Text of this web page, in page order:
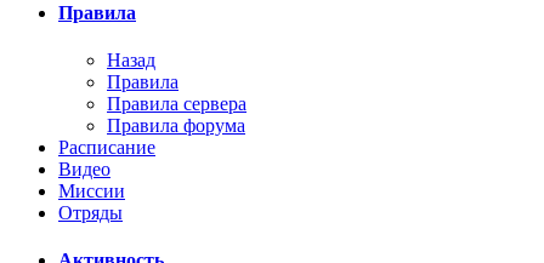
Правила
Назад
Правила
Правила сервера
Правила форума
Расписание
Видео
Миссии
Отряды